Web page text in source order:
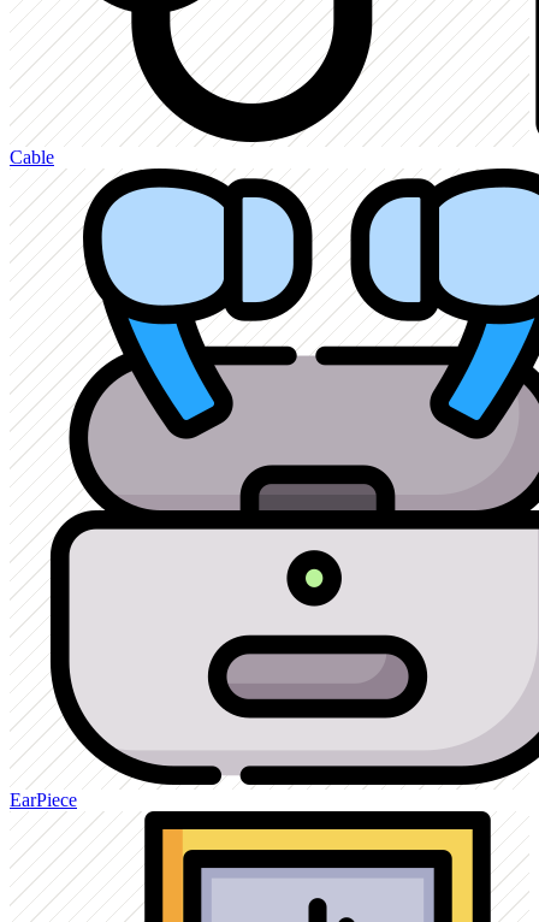
Cable
EarPiece